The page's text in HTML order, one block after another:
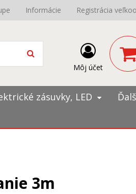
Informácie Registrácia
Môj účet
zásuvky, LED
3m